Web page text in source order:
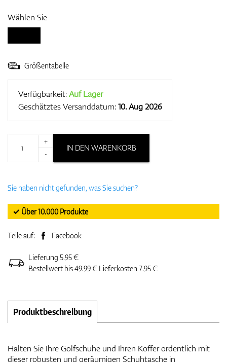
Wählen Sie
Größentabelle
Verfügbarkeit:Auf Lager
Geschätztes Versanddatum:10. Aug 2026
+
-
IN DEN WARENKORB
Sie haben nicht gefunden, was Sie suchen?
✓ Über 10.000 Produkte
Teile auf: Facebook
Lieferung 5.95 €
Bestellwert bis 49.99 € Lieferkosten 7.95 €
Produktbeschreibung
Halten Sie Ihre Golfschuhe und Ihren Koffer ordentlich mit
dieser robusten und geräumigen Schuhtasche in